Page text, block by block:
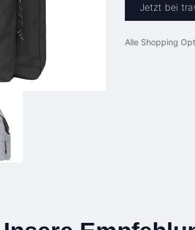
Jetzt bei
Alle Shopping